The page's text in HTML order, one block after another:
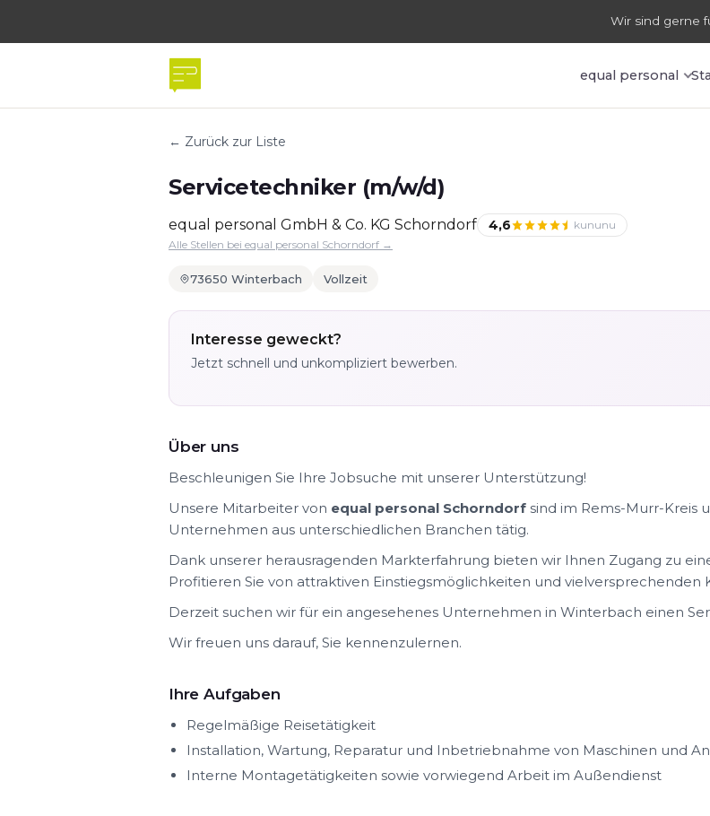
Wir sind gerne
equal personal
← Zurück zur Liste
Servicetechniker (m/w/d)
equal personal GmbH & Co. KG Schorndorf 4,6
kununu
Alle Stellen bei equal personal Schorndorf →
73650 Winterbach Vollzeit
Interesse geweckt?
Jetzt schnell und unkompliziert bewerben.
Über uns
Beschleunigen Sie Ihre Jobsuche mit unserer Unterstützung!
Unsere Mitarbeiter von equal personal Schorndorf sind im Rems-Murr-Kreis
Unternehmen aus unterschiedlichen Branchen tätig.
Dank unserer herausragenden Markterfahrung bieten wir Ihnen Zugang zu
Profitieren Sie von attraktiven Einstiegsmöglichkeiten und vielversprechenden
Derzeit suchen wir für ein angesehenes Unternehmen in Winterbach einen
Wir freuen uns darauf, Sie kennenzulernen.
Ihre Aufgaben
Regelmäßige Reisetätigkeit
Installation, Wartung, Reparatur und Inbetriebnahme von Maschinen und
Interne Montagetätigkeiten sowie vorwiegend Arbeit im Außendienst